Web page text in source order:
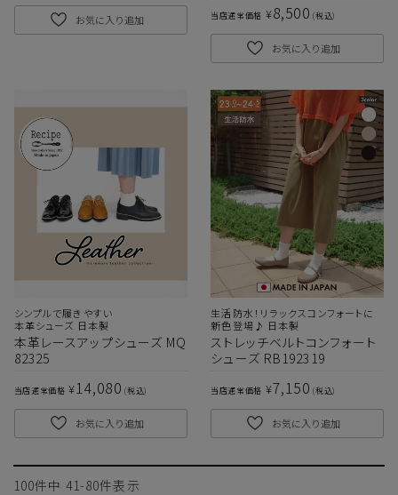
お気に入り追加 当店通常価格 ¥8,500 税込
お気に入り追加
シンプルで履きやすい
本革シューズ 日本製
本革レースアップシューズ MQ
82325
当店通常価格 ¥14,080 税込
お気に入り追加
生活防水！リラックスコンフォートに
新色登場♪ 日本製
ストレッチベルトコンフォート
シューズ RB192319
当店通常価格 ¥7,150 税込
お気に入り追加
100件中 41-80件表示